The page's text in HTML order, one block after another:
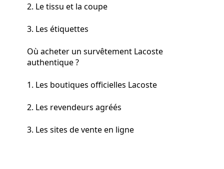
2. Le tissu et la coupe
3. Les étiquettes
Où acheter un survêtement Lacoste
authentique ?
1. Les boutiques officielles Lacoste
2. Les revendeurs agréés
3. Les sites de vente en ligne